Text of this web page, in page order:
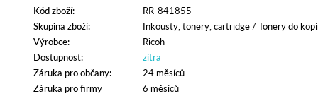
Kód zboží:
RR-841855
Skupina zboží:
Inkousty, tonery, cartridge /Tonery do
Výrobce:
Ricoh
Dostupnost:
zítra
Záruka pro občany:
24 měsíců
Záruka pro firmy
6 měsíců